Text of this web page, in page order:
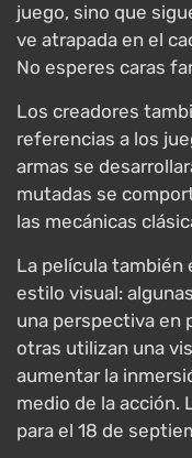
juego, sino que
ve atrapada en el
No esperes caras
Los creadores
referencias a los
armas se
mutadas se
las mecánicas
La película también
estilo visual:
una perspectiva en
otras utilizan una
aumentar la
medio de la acción.
para el 18 de